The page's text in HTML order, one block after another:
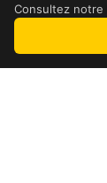
Consultez notre